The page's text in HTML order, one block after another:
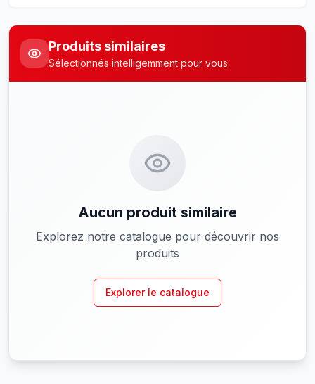
Produits similaires
Sélectionnés intelligemment pour vous
Aucun produit similaire
Explorez notre catalogue pour découvrir nos
produits
Explorer le catalogue